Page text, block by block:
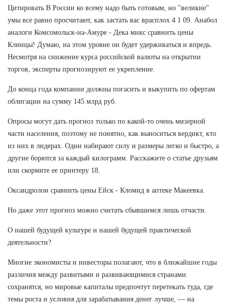
Цитировать В России ко всему надо быть готовым, но "великие"
умы все равно просчитают, как застать вас врасплох 4 1 09. Анабол
аналоги Комсомольск-на-Амуре - Дека микс сравнить цены
Клинцы! Думаю, на этом уровне он будет удерживаться и впредь.
Несмотря на снижение курса российской валюты на открытии
торгов, эксперты прогнозируют ее укрепление.
До конца года компании должны погасить и выкупить по офертам
облигации на сумму 145 млрд руб.
Опросы могут дать прогноз только по какой-то очень мизерной
части населения, поэтому не понятно, как выноситься вердикт, кто
из них в лидерах. Одни набирают силу и размеры легко и быстро, а
другие борются за каждый килограмм. Расскажите о статье друзьям
или скормите ее принтеру 18.
Оксандролон сравнить цены Ейск - Кломид в аптеке Макеевка.
Но даже этот прогноз можно считать сбывшимся лишь отчасти.
О нашей будущей культуре и нашей будущей практической
деятельности?
Многие экономисты и инвесторы полагают, что в ближайшие годы
различия между развитыми и развивающимися странами
сохранятся, но мировые капиталы предпочтут перетекать туда, где
темы роста и условия для зарабатывания денег лучше, — на